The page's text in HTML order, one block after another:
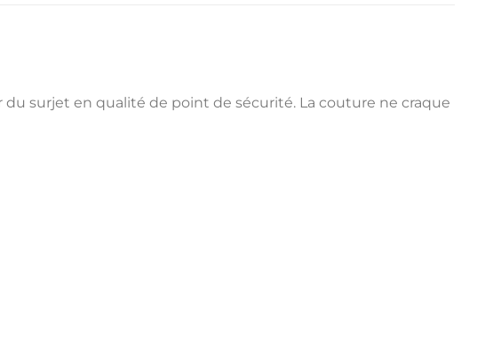
du surjet en qualité de point de sécurité. La couture ne craque